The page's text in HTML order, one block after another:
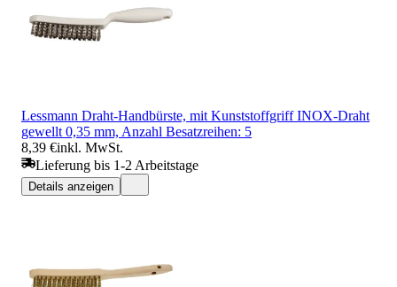
Lessmann Draht-Handbürste, mit Kunststoffgriff INOX-Draht
gewellt 0,35 mm, Anzahl Besatzreihen: 5
8,39 €inkl. MwSt.
Lieferung bis 1-2 Arbeitstage
Details anzeigen